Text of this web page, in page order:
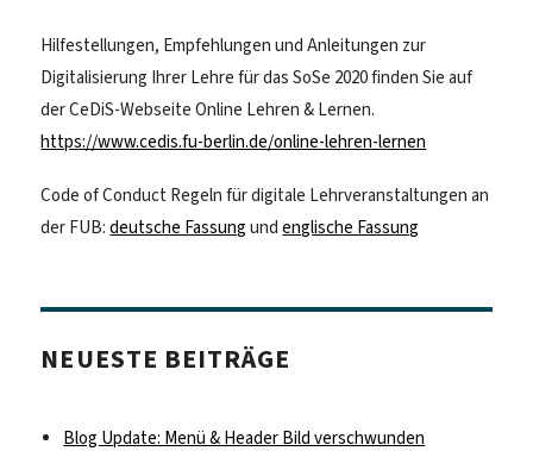
Hilfestellungen, Empfehlungen und Anleitungen zur
Digitalisierung Ihrer Lehre für das SoSe 2020 finden Sie auf
der CeDiS-Webseite Online Lehren & Lernen.
https://www.cedis.fu-berlin.de/online-lehren-lernen
Code of Conduct Regeln für digitale Lehrveranstaltungen an
der FUB:deutsche Fassung undenglische Fassung
NEUESTE BEITRÄGE
Blog Update: Menü & Header Bild verschwunden